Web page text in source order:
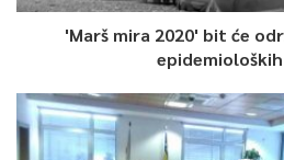
'Marš mira 2020' bit će